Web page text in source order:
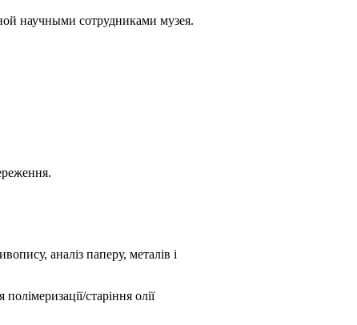
научными сотрудниками музея.
аналіз паперу, металів і
старіння олії